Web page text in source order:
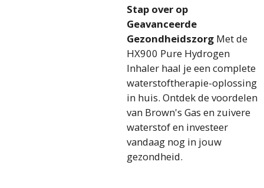
Stap over op
Geavanceerde
Gezondheidszorg Met de
HX900 Pure Hydrogen
Inhaler haal je een complete
waterstoftherapie-oplossing
in huis. Ontdek de voordelen
van Brown's Gas en zuivere
waterstof en investeer
vandaag nog in jouw
gezondheid.